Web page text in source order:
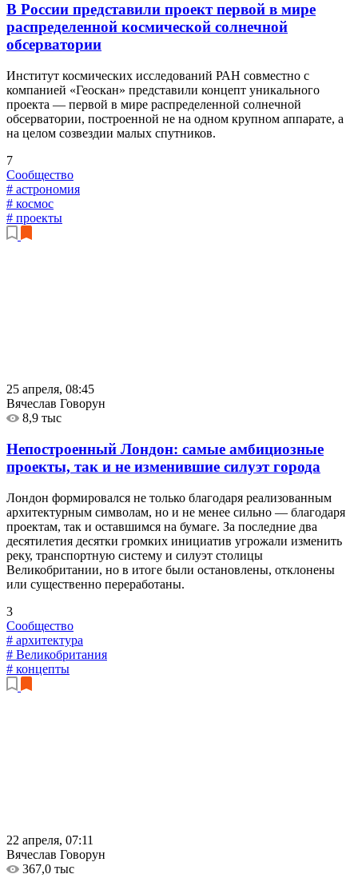
В России представили проект первой в мире
распределенной космической солнечной
обсерватории
Институт космических исследований РАН совместно с
компанией «Геоскан» представили концепт уникального
проекта — первой в мире распределенной солнечной
обсерватории, построенной не на одном крупном аппарате, а
на целом созвездии малых спутников.
7
Сообщество
# астрономия
# космос
# проекты
25 апреля, 08:45
Вячеслав Говорун
8,9 тыс
Непостроенный Лондон: самые амбициозные
проекты, так и не изменившие силуэт города
Лондон формировался не только благодаря реализованным
архитектурным символам, но и не менее сильно — благодаря
проектам, так и оставшимся на бумаге. За последние два
десятилетия десятки громких инициатив угрожали изменить
реку, транспортную систему и силуэт столицы
Великобритании, но в итоге были остановлены, отклонены
или существенно переработаны.
3
Сообщество
# архитектура
# Великобритания
# концепты
22 апреля, 07:11
Вячеслав Говорун
367,0 тыс